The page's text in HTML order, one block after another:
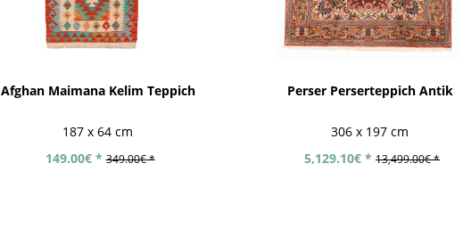
Afghan Maimana Kelim Teppich
187 x 64 cm
149.00€ * 349.00€ *
Perser Perserteppich Antik
306 x 197 cm
5,129.10€ * 13,499.00€ *